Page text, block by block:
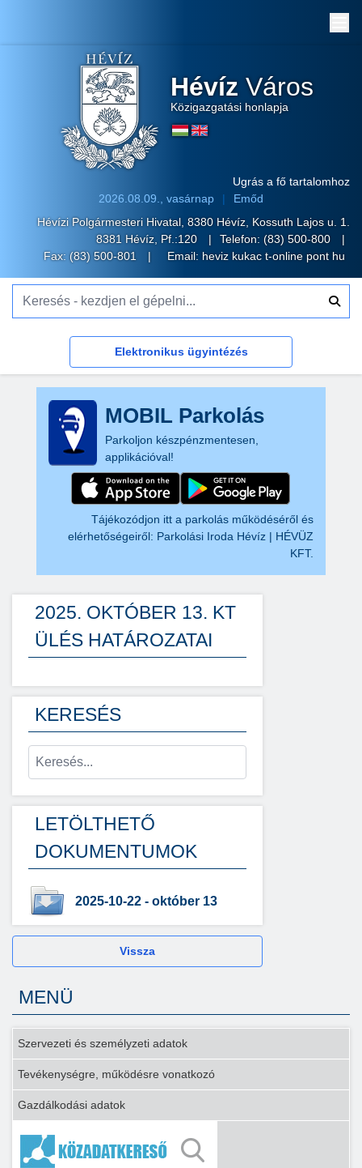
Hévíz Város
Közigazgatási honlapja
Ugrás a fő tartalomhoz
2026.08.09., vasárnap
Emőd
Hévízi Polgármesteri Hivatal, 8380 Hévíz, Kossuth Lajos u. 1.
8381 Hévíz, Pf.:120
Telefon: (83) 500-800
Fax: (83) 500-801
Email: heviz kukac t-online pont hu
Elektronikus ügyintézés
MOBIL Parkolás
Parkoljon készpénzmentesen,
applikációval!
Tájékozódjon itt a parkolás működéséről és
elérhetőségeiről: Parkolási Iroda Hévíz | HÉVÜZ
KFT.
2025. OKTÓBER 13. KT
ÜLÉS HATÁROZATAI
KERESÉS
LETÖLTHETŐ
DOKUMENTUMOK
2025-10-22 - október 13
Vissza
MENÜ
Szervezeti és személyzeti adatok
Tevékenységre, működésre vonatkozó
Gazdálkodási adatok